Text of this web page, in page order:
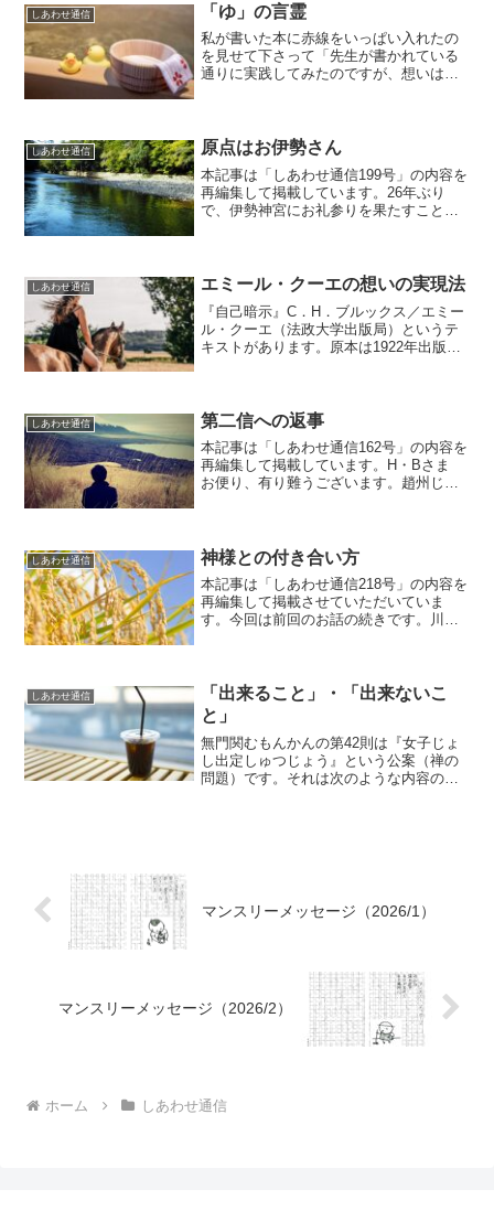
しあわせ通信 「ゆ」の言霊
私が書いた本に赤線をいっぱい入れたの
を見せて下さって「先生が書かれている
通りに実践してみたのですが、想いは実
だろうなあ』と思います。...
しあわせ通信 原点はお伊勢さん
本記事は「しあわせ通信199号」の内容を
再編集して掲載しています。26年ぶり
で、伊勢神宮にお礼参りを果たすことが
ような人生を歩...
しあわせ通信 エミール・クーエの想いの実現法
『自己暗示』C．H．ブルックス／エミー
ル・クーエ（法政大学出版局）というテ
キストがあります。原本は1922年出版
いてさまざまな病気の...
しあわせ通信 第二信への返事
本記事は「しあわせ通信162号」の内容を
再編集して掲載しています。H・Bさま
お便り、有り難うございます。趙州じょ
はたずねました。「...
しあわせ通信 神様との付き合い方
本記事は「しあわせ通信218号」の内容を
再編集して掲載させていただいていま
す。今回は前回のお話の続きです。川手
神道研究家の方でも、文...
しあわせ通信
「出来ること」・「出来ないこ
と」
無門関むもんかんの第42則は『女子じょ
し出定しゅつじょう』という公案（禅の
問題）です。それは次のような内容のも
マンスリーメッセージ（2026/1）
マンスリーメッセージ（2026/2）
ホーム しあわせ通信